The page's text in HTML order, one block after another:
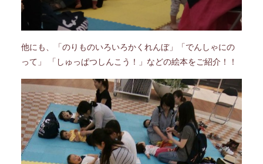
他にも、「のりものいろいろかくれんぼ」「でんしゃにの
って」 「しゅっぱつしんこう！」などの絵本をご紹介！！